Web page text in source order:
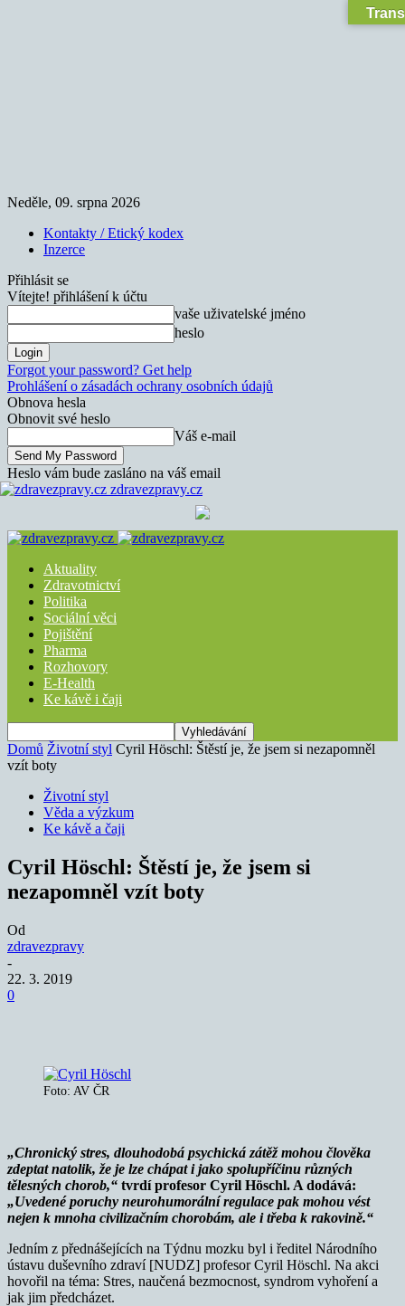
Neděle, 09. srpna 2026
Kontakty / Etický kodex
Inzerce
Přihlásit se
Vítejte! přihlášení k účtu
vaše uživatelské jméno
heslo
Forgot your password? Get help
Prohlášení o zásadách ochrany osobních údajů
Obnova hesla
Obnovit své heslo
Váš e-mail
Heslo vám bude zasláno na váš email
zdravezpravy.cz
Aktuality
Zdravotnictví
Politika
Sociální věci
Pojištění
Pharma
Rozhovory
E-Health
Ke kávě i čaji
Domů Životní styl Cyril Höschl: Štěstí je, že jsem si nezapomněl
vzít boty
Životní styl
Věda a výzkum
Ke kávě a čaji
Cyril Höschl: Štěstí je, že jsem si
nezapomněl vzít boty
Od
zdravezpravy
-
22. 3. 2019
0
Foto: AV ČR
„Chronický stres, dlouhodobá psychická zátěž mohou člověka
zdeptat natolik, že je lze chápat i jako spolupříčinu různých
tělesných chorob,“ tvrdí profesor Cyril Höschl. A dodává:
„Uvedené poruchy neurohumorální regulace pak mohou vést
nejen k mnoha civilizačním chorobám, ale i třeba k rakovině.“
Jedním z přednášejících na Týdnu mozku byl i ředitel Národního
ústavu duševního zdraví [NUDZ] profesor Cyril Höschl. Na akci
hovořil na téma: Stres, naučená bezmocnost, syndrom vyhoření a
jak jim předcházet.